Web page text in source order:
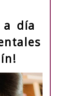
a día